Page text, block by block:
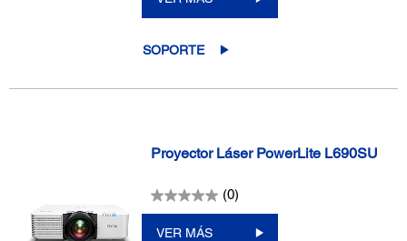
SOPORTE
Proyector Láser PowerLite L690SU
(0)
VER MÁS